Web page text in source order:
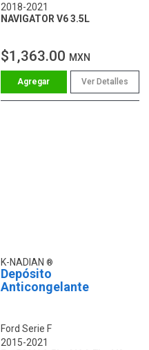
2018-2021
NAVIGATOR V6 3.5L
$1,363.00 MXN
Ver Detalles
K-NADIAN
Depósito
Anticongelante
Ford Serie F
2015-2021